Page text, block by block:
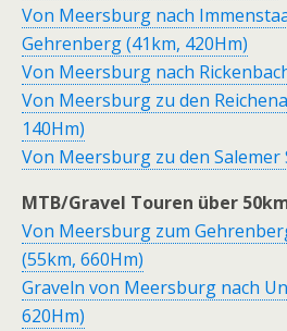
Von Meersburg nach
Gehrenberg (41km, 420Hm)
Von Meersburg nach
Von Meersburg zu den
140Hm)
Von Meersburg zu den Salemer
MTB/Gravel Touren über
Von Meersburg zum
(55km, 660Hm)
Graveln von Meersburg nach
620Hm)